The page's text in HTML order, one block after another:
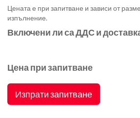
Цената е при запитване и зависи от
изпълнение.
Включени ли са ДДС и
Цена при запитване
Изпрати запитване